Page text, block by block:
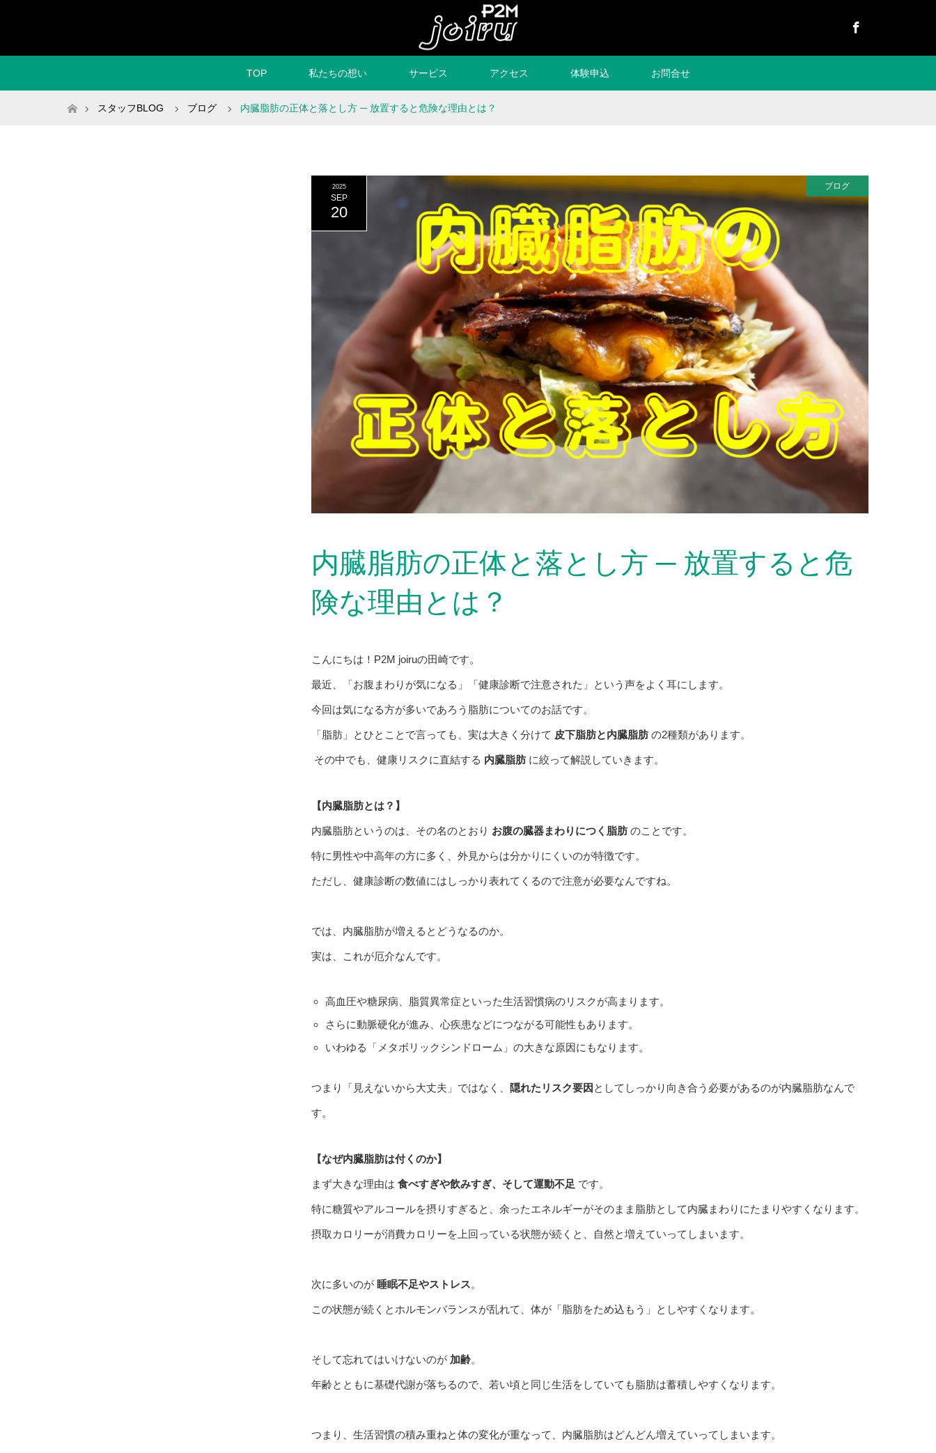
TOP 私たちの想い サービス アクセス 体験申込 お問合せ
ホームスタッフBLOG ブログ 内臓脂肪の正体と落とし方 ─ 放置すると危険な理由とは？
2025
SEP
20
ブログ
内臓脂肪の正体と落とし方 ─ 放置すると危
険な理由とは？
こんにちは！P2M joiruの田崎です。
最近、「お腹まわりが気になる」「健康診断で注意された」という声をよく耳にします。
今回は気になる方が多いであろう脂肪についてのお話です。
「脂肪」とひとことで言っても、実は大きく分けて 皮下脂肪と内臓脂肪の2種類があります。
その中でも、健康リスクに直結する 内臓脂肪に絞って解説していきます。
【内臓脂肪とは？】
内臓脂肪というのは、その名のとおり お腹の臓器まわりにつく脂肪のことです。
特に男性や中高年の方に多く、外見からは分かりにくいのが特徴です。
ただし、健康診断の数値にはしっかり表れてくるので注意が必要なんですね。
では、内臓脂肪が増えるとどうなるのか。
実は、これが厄介なんです。
高血圧や糖尿病、脂質異常症といった生活習慣病のリスクが高まります。
さらに動脈硬化が進み、心疾患などにつながる可能性もあります。
いわゆる「メタボリックシンドローム」の大きな原因にもなります。
つまり「見えないから大丈夫」ではなく、 隠れたリスク要因 としてしっかり向き合う必要があるのが内臓脂肪なんで
す。
【なぜ内臓脂肪は付くのか】
まず大きな理由は 食べすぎや飲みすぎ、そして運動不足 です。
特に糖質やアルコールを摂りすぎると、余ったエネルギーがそのまま脂肪として内臓まわりにたまりやすくなります。
摂取カロリーが消費カロリーを上回っている状態が続くと、自然と増えていってしまいます。
次に多いのが 睡眠不足やストレス。
この状態が続くとホルモンバランスが乱れて、体が「脂肪をため込もう」としやすくなります。
そして忘れてはいけないのが 加齢。
年齢とともに基礎代謝が落ちるので、若い頃と同じ生活をしていても脂肪は蓄積しやすくなります。
つまり、生活習慣の積み重ねと体の変化が重なって、内臓脂肪はどんどん増えていってしまいます。